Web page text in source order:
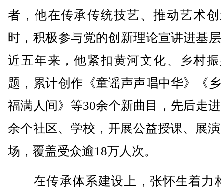
者，他在传承传统技艺、推动艺术
时，积极参与党的创新理论宣讲进基
近五年来，他紧扣黄河文化、乡村
题，累计创作《童谣声声唱中华》《
福满人间》等30余个新曲目，先后走
余个社区、学校，开展公益授课、展
场，覆盖受众逾18万人次。
在传承体系建设上，张怀生着力